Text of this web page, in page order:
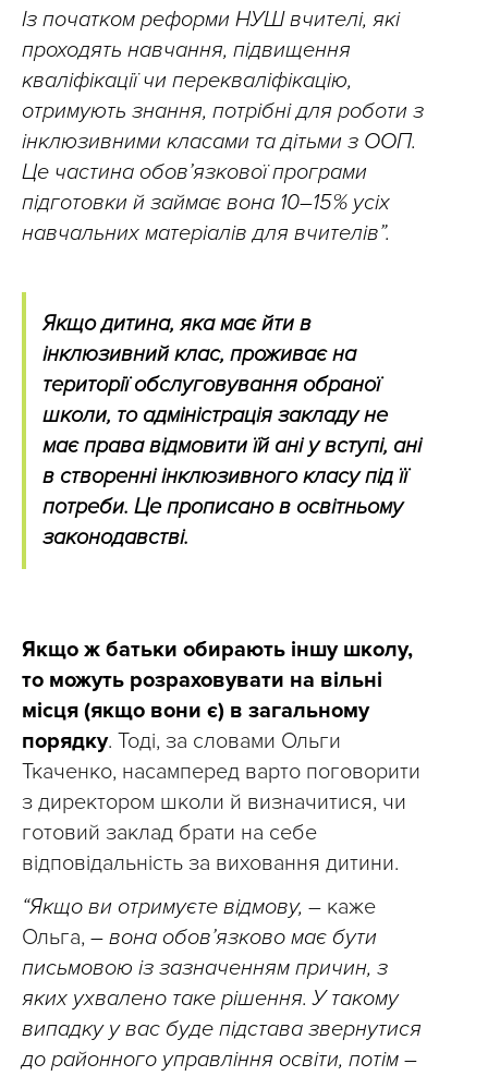
Із початком реформи НУШ вчителі, які
проходять навчання, підвищення
кваліфікації чи перекваліфікацію,
отримують знання, потрібні для роботи з
інклюзивними класами та дітьми з ООП.
Це частина обов’язкової програми
підготовки й займає вона 10–15% усіх
навчальних матеріалів для вчителів”.
Якщо дитина, яка має йти в
інклюзивний клас, проживає на
території обслуговування обраної
школи, то адміністрація закладу не
має права відмовити їй ані у вступі, ані
в створенні інклюзивного класу під її
потреби. Це прописано в освітньому
законодавстві.
Якщо ж батьки обирають іншу школу,
то можуть розраховувати на вільні
місця (якщо вони є) в загальному
порядку. Тоді, за словами Ольги
Ткаченко, насамперед варто поговорити
з директором школи й визначитися, чи
готовий заклад брати на себе
відповідальність за виховання дитини.
“Якщо ви отримуєте відмову, – каже
Ольга, – вона обов’язково має бути
письмовою із зазначенням причин, з
яких ухвалено таке рішення. У такому
випадку у вас буде підстава звернутися
до районного управління освіти, потім –